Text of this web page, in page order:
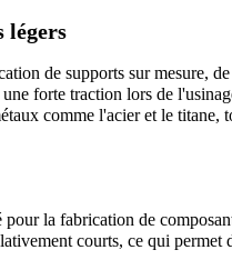
légers
de supports sur mesure,
forte traction lors de
comme l'acier et le titane,
la fabrication de
courts, ce qui permet